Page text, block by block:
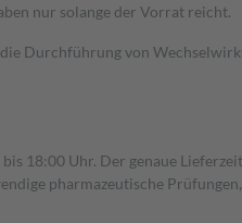
nur solange der Vorrat reicht.
Durchführung von
18:00 Uhr. Der genaue
pharmazeutische